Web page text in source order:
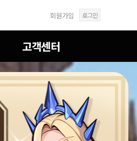
회원가입 로그인
FAQ
1:1문의
답변확인